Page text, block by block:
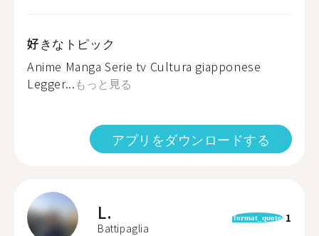
好きなトピック
Anime Manga Serie tv Cultura giapponese
Legger...もっと見る
アプリをダウンロードする
L.
Battipaglia
format_quote 1